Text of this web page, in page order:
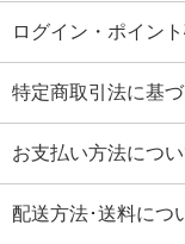
ログイン・ポイン
特定商取引法に基
お支払い方法につ
配送方法･送料につ